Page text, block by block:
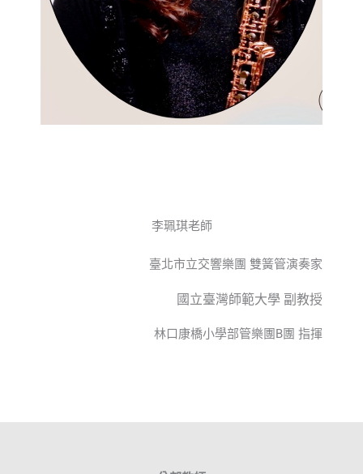
李珮琪老師
臺北市立交響樂團 雙簧管演奏家
國立臺灣師範大學 副教授
林口康橋小學部管樂團B團 指揮